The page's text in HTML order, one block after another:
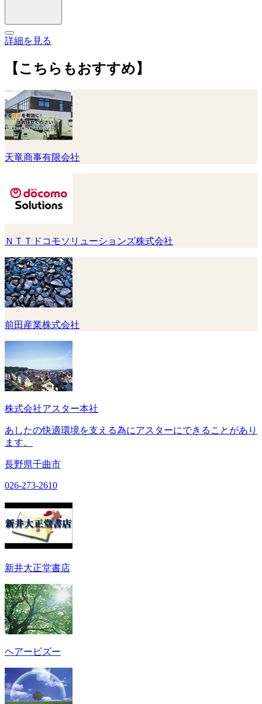
詳細を見る
【こちらもおすすめ】
天竜商事有限会社
ＮＴＴドコモソリューションズ株式会社
前田産業株式会社
株式会社アスター本社
あしたの快適環境を支える為にアスターにできることがあり
ます。
長野県千曲市
026-273-2610
新井大正堂書店
ヘアービズー